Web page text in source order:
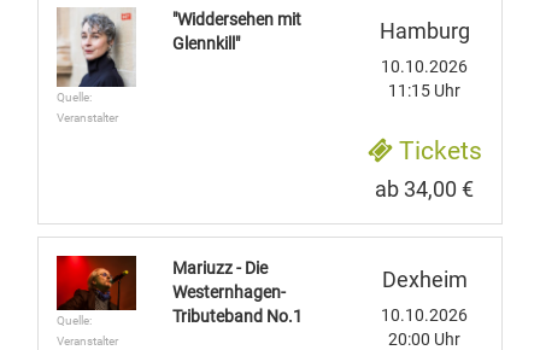
Quelle:
Veranstalter
"Widdersehen mit
Glennkill"
Hamburg
10.10.2026
11:15 Uhr
Tickets
ab 34,00 €
Quelle:
Veranstalter
Mariuzz - Die
Westernhagen-
Tributeband No.1
Dexheim
10.10.2026
20:00 Uhr